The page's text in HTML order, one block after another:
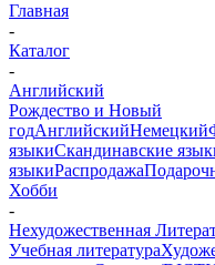
Главная
-
Каталог
-
Английский
Рождество и Новый
годАнглийскийНемецкий
языкиСкандинавские
языкиРаспродажа
Хобби
-
Нехудожественная
Учебная литература